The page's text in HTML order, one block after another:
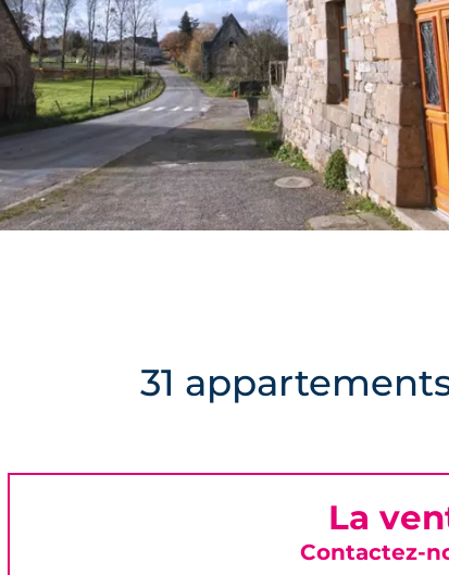
31
La
Contactez-